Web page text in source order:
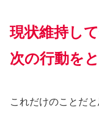
現状維持し
次の行動を
これだけのことだと